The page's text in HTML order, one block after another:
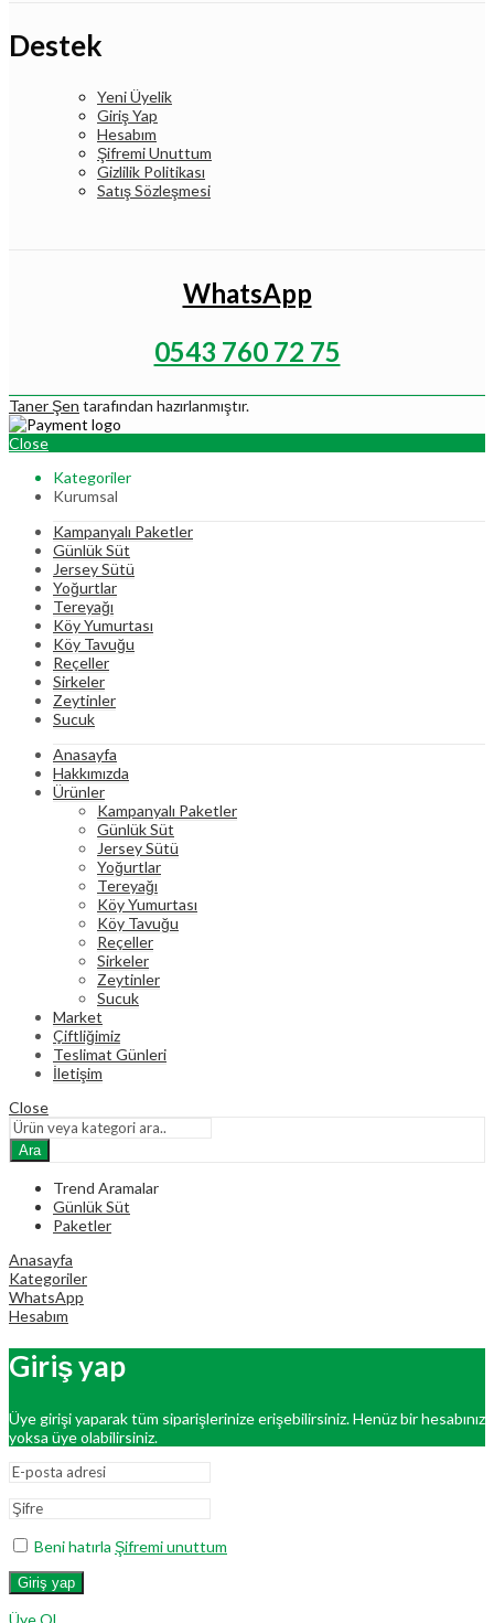
Destek
Yeni Üyelik
Giriş Yap
Hesabım
Şifremi Unuttum
Gizlilik Politikası
Satış Sözleşmesi
WhatsApp
0543 760 72 75
Taner Şen tarafından hazırlanmıştır.
Close
Kategoriler
Kurumsal
Kampanyalı Paketler
Günlük Süt
Jersey Sütü
Yoğurtlar
Tereyağı
Köy Yumurtası
Köy Tavuğu
Reçeller
Sirkeler
Zeytinler
Sucuk
Anasayfa
Hakkımızda
Ürünler
Kampanyalı Paketler
Günlük Süt
Jersey Sütü
Yoğurtlar
Tereyağı
Köy Yumurtası
Köy Tavuğu
Reçeller
Sirkeler
Zeytinler
Sucuk
Market
Çiftliğimiz
Teslimat Günleri
İletişim
Close
Ara
Trend Aramalar
Günlük Süt
Paketler
Anasayfa
Kategoriler
WhatsApp
Hesabım
Giriş yap
Üye girişi yaparak tüm siparişlerinize erişebilirsiniz. Henüz bir hesabınız
yoksa üye olabilirsiniz.
Beni hatırla Şifremi unuttum
Giriş yap
Üye Ol